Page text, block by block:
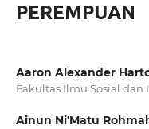
PEREMPUAN
Aaron Alexander
Fakultas Ilmu Sosial
Ainun Ni'Matu